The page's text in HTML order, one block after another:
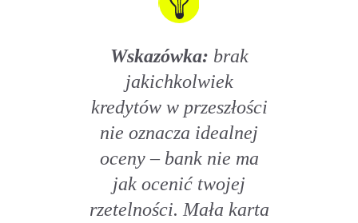
Wskazówka: brak
jakichkolwiek
kredytów w przeszłości
nie oznacza idealnej
oceny – bank nie ma
jak ocenić twojej
rzetelności. Mała karta